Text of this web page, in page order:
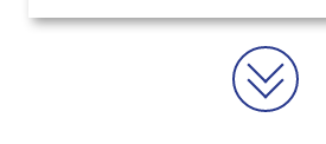
>>